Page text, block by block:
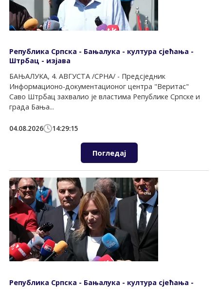
Република Српска - Бањалука - култура сјећања -
Штрбац - изјава
БАЊАЛУКА, 4. АВГУСТА /СРНА/ - Предсједник
Информационо-документационог центра "Веритас"
Саво Штрбац захвалио је властима Републике Српске и
града Бања...
04.08.2026 14:29:15
Погледај
Република Српска - Бањалука - култура сјећања -